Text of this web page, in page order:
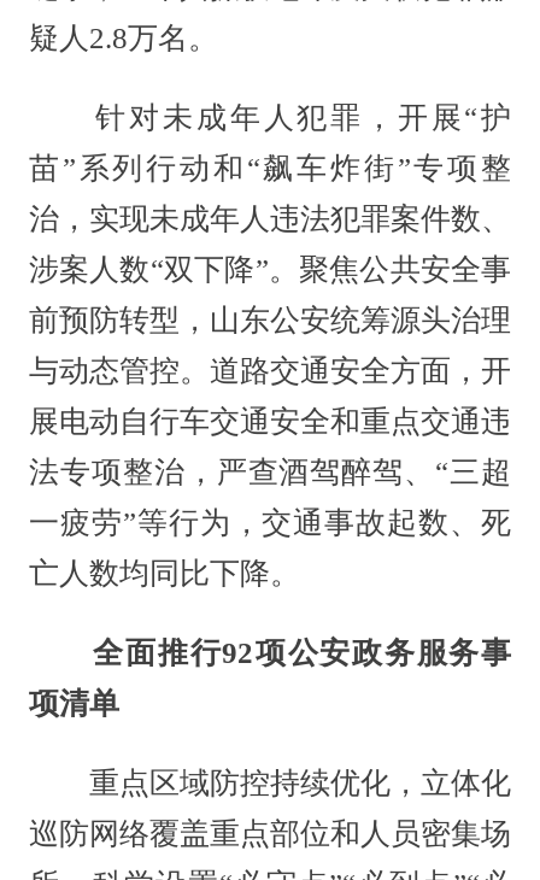
疑人2.8万名。
针对未成年人犯罪，开展“护
苗”系列行动和“飙车炸街”专项整
治，实现未成年人违法犯罪案件数、
涉案人数“双下降”。聚焦公共安全事
前预防转型，山东公安统筹源头治理
与动态管控。道路交通安全方面，开
展电动自行车交通安全和重点交通违
法专项整治，严查酒驾醉驾、“三超
一疲劳”等行为，交通事故起数、死
亡人数均同比下降。
全面推行92项公安政务服务事
项清单
重点区域防控持续优化，立体化
巡防网络覆盖重点部位和人员密集场